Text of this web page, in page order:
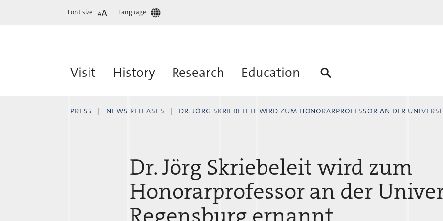
Font size Language
Visit History Research Education
PRESS NEWS RELEASES DR. JÖRG SKRIEBELEIT WIRD ZUM HONORARPROFESSOR AN DER
Dr. Jörg Skriebeleit wird zum
Honorarprofessor an der